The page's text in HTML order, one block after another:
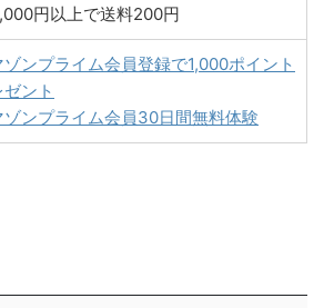
円以上で送料200円
ゾンプライム会員登録で1,000ポイント
ント
ゾンプライム会員30日間無料体験